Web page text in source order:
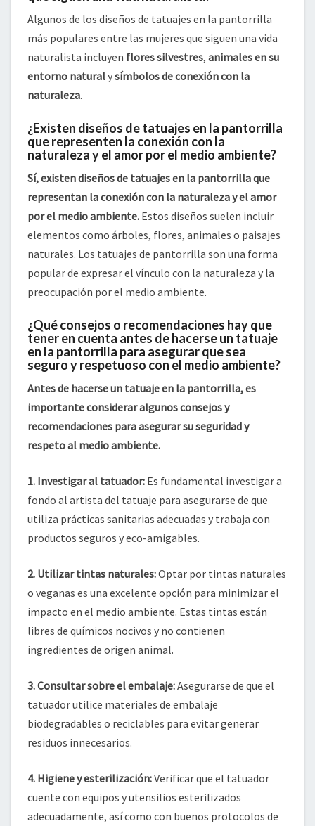
Algunos de los diseños de tatuajes en la pantorrilla
más populares entre las mujeres que siguen una vida
naturalista incluyen flores silvestres, animales en su
entorno naturalysímbolos de conexión con la
naturaleza.
¿Existen diseños de tatuajes en la pantorrilla
que representen la conexión con la
naturaleza y el amor por el medio ambiente?
Sí, existen diseños de tatuajes en la pantorrilla que
representan la conexión con la naturaleza y el amor
por el medio ambiente. Estos diseños suelen incluir
elementos como árboles, flores, animales o paisajes
naturales. Los tatuajes de pantorrilla son una forma
popular de expresar el vínculo con la naturaleza y la
preocupación por el medio ambiente.
¿Qué consejos o recomendaciones hay que
tener en cuenta antes de hacerse un tatuaje
en la pantorrilla para asegurar que sea
seguro y respetuoso con el medio ambiente?
Antes de hacerse un tatuaje en la pantorrilla, es
importante considerar algunos consejos y
recomendaciones para asegurar su seguridad y
respeto al medio ambiente.
1. Investigar al tatuador: Es fundamental investigar a
fondo al artista del tatuaje para asegurarse de que
utiliza prácticas sanitarias adecuadas y trabaja con
productos seguros y eco-amigables.
2. Utilizar tintas naturales:Optar por tintas naturales
o veganas es una excelente opción para minimizar el
impacto en el medio ambiente. Estas tintas están
libres de químicos nocivos y no contienen
ingredientes de origen animal.
3. Consultar sobre el embalaje:Asegurarse de que el
tatuador utilice materiales de embalaje
biodegradables o reciclables para evitar generar
residuos innecesarios.
4. Higiene y esterilización:Verificar que el tatuador
cuente con equipos y utensilios esterilizados
adecuadamente, así como con buenos protocolos de